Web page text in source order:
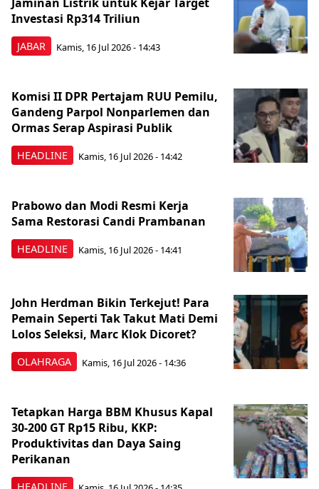
JABAR
Investasi Rp314 Triliun
Kamis, 16 Jul 2026 - 14:43
HEADLINE
Komisi II DPR Pertajam RUU Pemilu,
Gandeng Parpol Nonparlemen dan
Ormas Serap Aspirasi Publik
Kamis, 16 Jul 2026 - 14:42
HEADLINE
Prabowo dan Modi Resmi Kerja
Sama Restorasi Candi Prambanan
Kamis, 16 Jul 2026 - 14:41
OLAHRAGA
John Herdman Bikin Terkejut! Para
Pemain Seperti Tak Takut Mati Demi
Lolos Seleksi, Marc Klok Dicoret?
Kamis, 16 Jul 2026 - 14:36
Tetapkan Harga BBM Khusus Kapal
30-200 GT Rp15 Ribu, KKP:
Produktivitas dan Daya Saing
Perikanan